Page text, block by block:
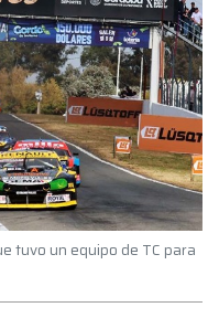
tuvo un equipo de TC para